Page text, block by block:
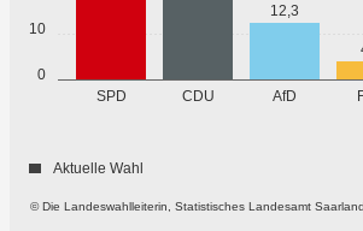
0
10
SPD CDU AfD
12,3
© Die Landeswahlleiterin, Statistisches Landesamt Saarland
Aktuelle Wahl